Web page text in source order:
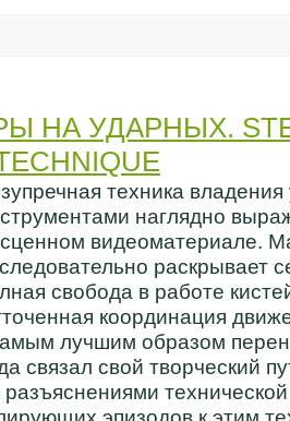
НА УДАРНЫХ.
техника
наглядно
видеоматериале.
раскрывает
свобода в работе
координация
лучшим образом
связал свой творческий
разъяснениями